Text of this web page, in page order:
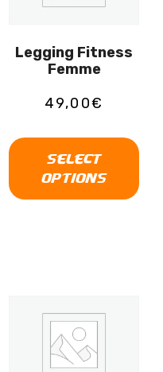
Legging Fitness
Femme
49,00€
SELECT
OPTIONS